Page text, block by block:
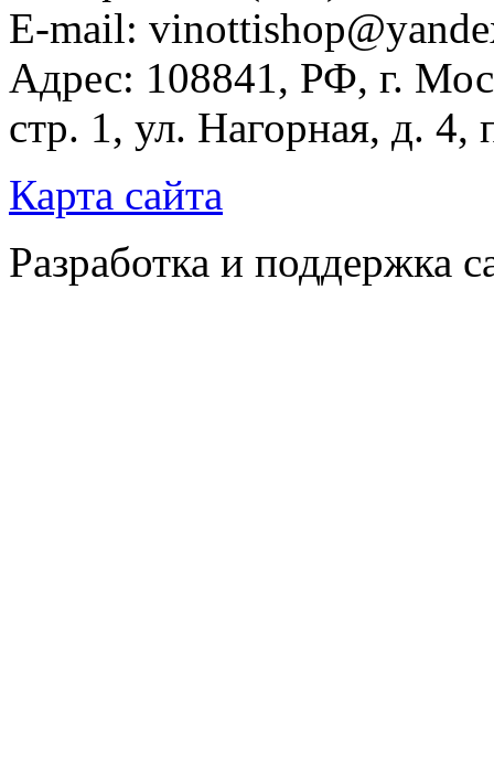
E-mail:
Адрес: 108841, РФ, г.
стр. 1, ул. Нагорная, д.
Карта сайта
Разработка и поддержка